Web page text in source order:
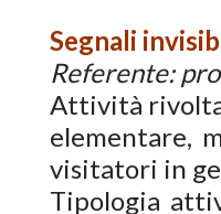
Segnali
Referente:
Attività rivolta
elementare,
visitatori in
Tipologia